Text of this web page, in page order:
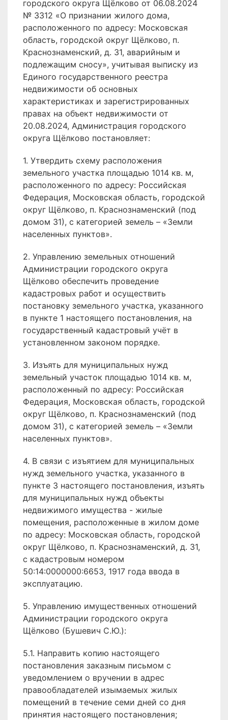
городского округа Щёлково от 06.08.2024
№ 3312 «О признании жилого дома,
расположенного по адресу: Московская
область, городской округ Щёлково, п.
Краснознаменский, д. 31, аварийным и
подлежащим сносу», учитывая выписку из
Единого государственного реестра
недвижимости об основных
характеристиках и зарегистрированных
правах на объект недвижимости от
20.08.2024, Администрация городского
округа Щёлково постановляет:
1. Утвердить схему расположения
земельного участка площадью 1014 кв. м,
расположенного по адресу: Российская
Федерация, Московская область, городской
округ Щёлково, п. Краснознаменский (под
домом 31), с категорией земель – «Земли
населенных пунктов».
2. Управлению земельных отношений
Администрации городского округа
Щёлково обеспечить проведение
кадастровых работ и осуществить
постановку земельного участка, указанного
в пункте 1 настоящего постановления, на
государственный кадастровый учёт в
установленном законом порядке.
3. Изъять для муниципальных нужд
земельный участок площадью 1014 кв. м,
расположенный по адресу: Российская
Федерация, Московская область, городской
округ Щёлково, п. Краснознаменский (под
домом 31), с категорией земель – «Земли
населенных пунктов».
4. В связи с изъятием для муниципальных
нужд земельного участка, указанного в
пункте 3 настоящего постановления, изъять
для муниципальных нужд объекты
недвижимого имущества - жилые
помещения, расположенные в жилом доме
по адресу: Московская область, городской
округ Щёлково, п. Краснознаменский, д. 31,
с кадастровым номером
50:14:0000000:6653, 1917 года ввода в
эксплуатацию.
5. Управлению имущественных отношений
Администрации городского округа
Щёлково (Бушевич С.Ю.):
5.1. Направить копию настоящего
постановления заказным письмом с
уведомлением о вручении в адрес
правообладателей изымаемых жилых
помещений в течение семи дней со дня
принятия настоящего постановления;